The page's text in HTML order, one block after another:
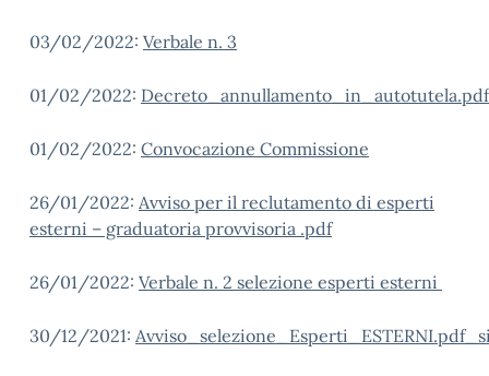
03/02/2022: Verbale n. 3
01/02/2022:
01/02/2022: Convocazione Commissione
26/01/2022: Avviso per il reclutamento di esperti
esterni – graduatoria provvisoria .pdf
26/01/2022: Verbale n. 2 selezione esperti esterni
30/12/2021: